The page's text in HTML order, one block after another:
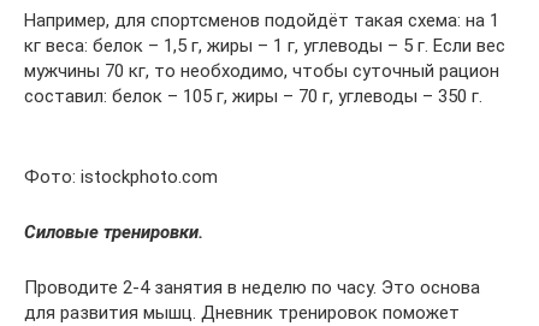
Например, для спортсменов подойдёт такая схема: на 1
кг веса: белок – 1,5 г, жиры – 1 г, углеводы – 5 г. Если вес
мужчины 70 кг, то необходимо, чтобы суточный рацион
составил: белок – 105 г, жиры – 70 г, углеводы – 350 г.
Фото: istockphoto.com
Силовые тренировки.
Проводите 2-4 занятия в неделю по часу. Это основа
для развития мышц. Дневник тренировок поможет